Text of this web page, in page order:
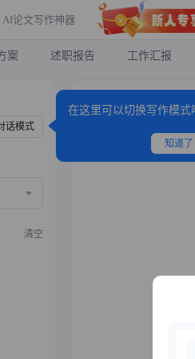
AI论文写作神器
案 述职报告 工作汇报
话模式
在这里可以切换写作模式
知道了
清空